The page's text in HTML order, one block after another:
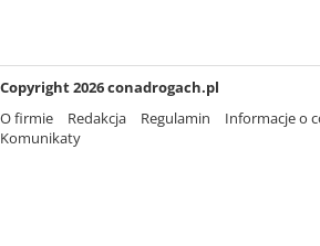
Copyright 2026 conadrogach.pl
O firmie
Redakcja Regulamin Informacje o
Komunikaty